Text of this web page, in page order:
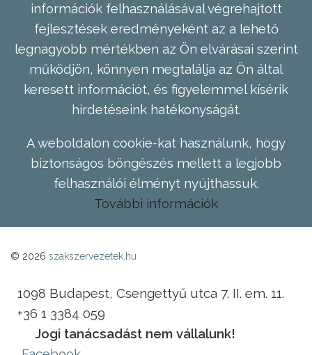
információk felhasználásával végrehajtott
fejlesztések eredményeként az a lehető
legnagyobb mértékben az Ön elvárásai szerint
működjön, könnyen megtalálja az Ön által
keresett információt, és figyelemmel kísérik
hirdetéseink hatékonyságát.
A weboldalon cookie-kat használunk, hogy
biztonságos böngészés mellett a legjobb
felhasználói élményt nyújthassuk.
További információk
© 2026 szakszervezetek.hu
1098 Budapest, Csengettyű utca 7. II. em. 11.
+36 1 3384 059
Jogi tanácsadást nem vállalunk!